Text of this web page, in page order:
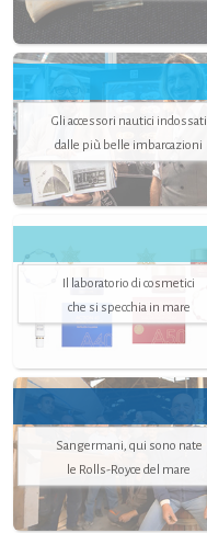
Gli accessori nautici indossati
dalle più belle imbarcazioni
Il laboratorio di cosmetici
che si specchia in mare
Sangermani, qui sono nate
le Rolls-Royce del mare